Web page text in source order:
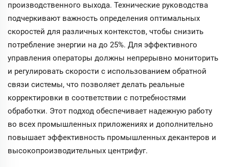
производственного выхода. Технические руководства
подчеркивают важность определения оптимальных
скоростей для различных контекстов, чтобы снизить
потребление энергии на до 25%. Для эффективного
управления операторы должны непрерывно мониторить
и регулировать скорости с использованием обратной
связи системы, что позволяет делать реальные
корректировки в соответствии с потребностями
обработки. Этот подход обеспечивает надежную работу
во всех промышленных приложениях и дополнительно
повышает эффективность промышленных декантеров и
высокопроизводительных центрифуг.